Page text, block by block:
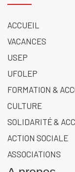
ACCUEIL
VACANCES
USEP
UFOLEP
FORMATION &
CULTURE
SOLIDARITÉ &
ACTION SOCIALE
ASSOCIATIONS